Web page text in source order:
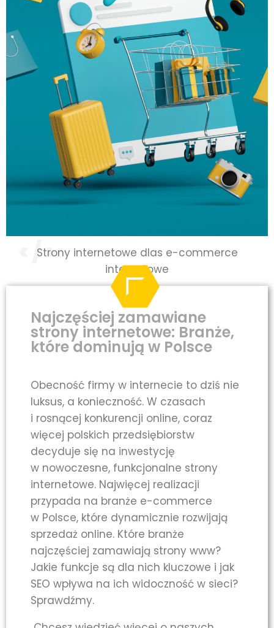
Strony internetowe dlas e-commerce
internetowe
Najczęściej zamawiane
strony internetowe: Branże,
które dominują w Polsce
Obecność firmy w internecie to dziś nie
luksus, a konieczność. W czasach
i rosnącej konkurencji online, coraz
więcej polskich przedsiębiorstw
decyduje się na inwestycję
w nowoczesne, funkcjonalne strony
internetowe. Najwięcej realizacji
przypada na branże e-commerce
w Polsce, które dynamicznie rozwijają
sprzedaż online. Które branże
najczęściej zamawiają strony www?
Jakie funkcje są dla nich kluczowe i jak
SEO wpływa na ich widoczność w sieci?
Sprawdźmy.